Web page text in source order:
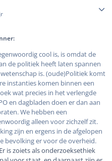
cool is, is omdat de
de politiek heeft laten spannen
is. (oude)Politiek komt
instanties komen binnen een
wat precies in het verlengde
en dagbladen doen er dan aan
We hebben een
alleen voor zichzelf zit.
zijn en ergens in de afgelopen
bevolking er voor de overheid.
is zoiets als onderzoeksethiek